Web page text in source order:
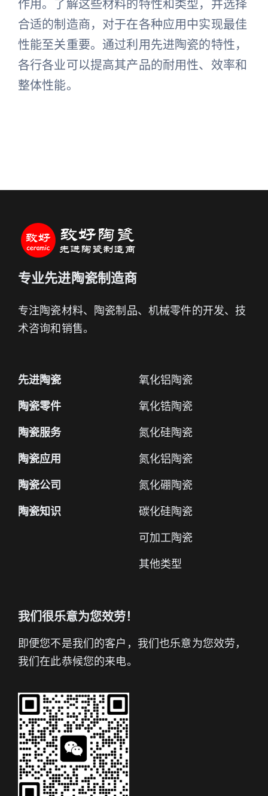
作用。了解这些材料的特性和类型，并选择
合适的制造商，对于在各种应用中实现最佳
性能至关重要。通过利用先进陶瓷的特性，
各行各业可以提高其产品的耐用性、效率和
整体性能。
专业先进陶瓷制造商
专注陶瓷材料、陶瓷制品、机械零件的开发、技
术咨询和销售。
先进陶瓷
陶瓷零件
陶瓷服务
陶瓷应用
陶瓷公司
陶瓷知识
氧化铝陶瓷
氧化锆陶瓷
氮化硅陶瓷
氮化铝陶瓷
氮化硼陶瓷
碳化硅陶瓷
可加工陶瓷
其他类型
我们很乐意为您效劳！
即便您不是我们的客户，我们也乐意为您效劳，
我们在此恭候您的来电。